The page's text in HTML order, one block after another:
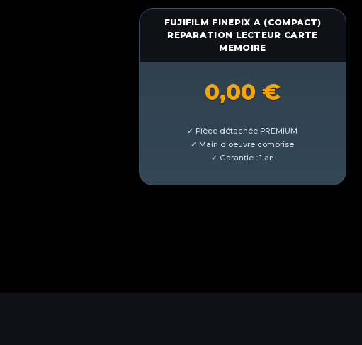
FUJIFILM FINEPIX A (COMPACT)
REPARATION LECTEUR CARTE
MEMOIRE
0,00 €